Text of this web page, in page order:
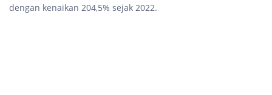
dengan kenaikan 204,5% sejak 2022.